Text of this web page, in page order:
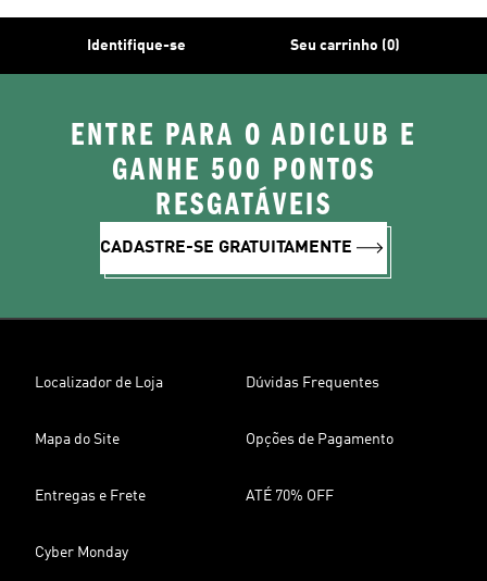
Identifique-se Seu carrinho (0)
ENTRE PARA O ADICLUB E
GANHE 500 PONTOS
RESGATÁVEIS
CADASTRE-SE GRATUITAMENTE
Localizador de Loja Dúvidas Frequentes
Mapa do Site Opções de Pagamento
Entregas e Frete ATÉ 70% OFF
Cyber Monday